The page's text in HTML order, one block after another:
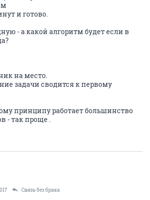
и готово.
- а какой алгоритм будет если в
на место.
задачи сводится к первому
принципу работает большинство
- так проще .
Связь без брака